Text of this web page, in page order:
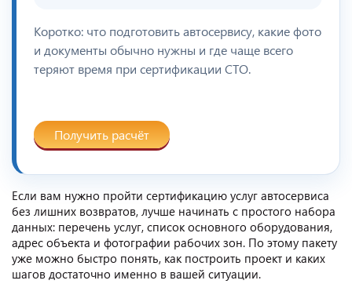
Коротко: что подготовить автосервису, какие фото
и документы обычно нужны и где чаще всего
теряют время при сертификации СТО.
Получить расчёт
Если вам нужно пройти сертификацию услуг автосервиса
без лишних возвратов, лучше начинать с простого набора
данных: перечень услуг, список основного оборудования,
адрес объекта и фотографии рабочих зон. По этому пакету
уже можно быстро понять, как построить проект и каких
шагов достаточно именно в вашей ситуации.